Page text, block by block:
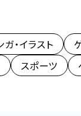
ガ・イラスト
スポーツ